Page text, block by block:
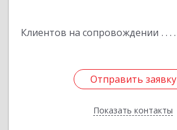
Клиентов на сопровождении
Отправить заявку
Показать контакты
Отправить заявку
Назад